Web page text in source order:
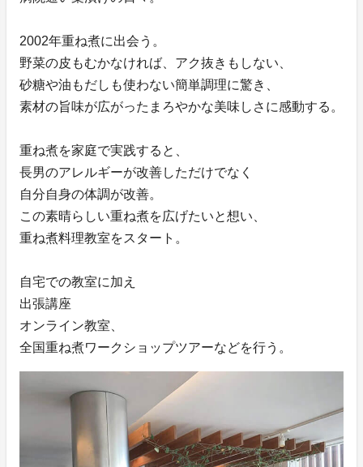
2002年重ね煮に出会う。
野菜の皮もむかなければ、アク抜きもしない、
砂糖や油もだしも使わない簡単調理に驚き、
素材の旨味が広がったまろやかな美味しさに感動する。
重ね煮を家庭で実践すると、
長男のアレルギーが改善しただけでなく
自分自身の体調が改善。
この素晴らしい重ね煮を広げたいと想い、
重ね煮料理教室をスタート。
自宅での教室に加え
出張講座
オンライン教室、
全国重ね煮ワークショップツアーなどを行う。